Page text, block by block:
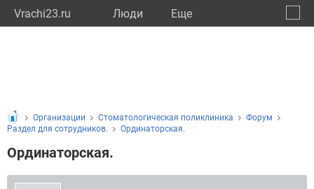
Vrachi23.ru Люди Eще
Организации Стоматологическая поликлиника
Форум
Раздел для сотрудников.
Ординаторская.
Ординаторская.